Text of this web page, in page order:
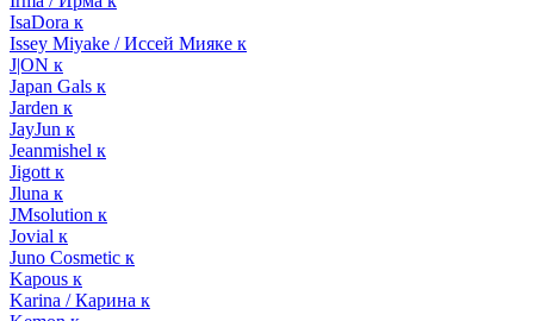
IsaDora к
Issey Miyake / Иссей Мияке к
J|ON к
Japan Gals к
Jarden к
JayJun к
Jeanmishel к
Jigott к
Jluna к
JMsolution к
Jovial к
Juno Cosmetic к
Kapous к
Karina / Карина к